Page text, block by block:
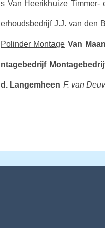
s Van Heerikhuize Timmer-
erhoudsbedrijf J.J. van den
Polinder Montage Van
ntagebedrijf
d. Langemheen F. van